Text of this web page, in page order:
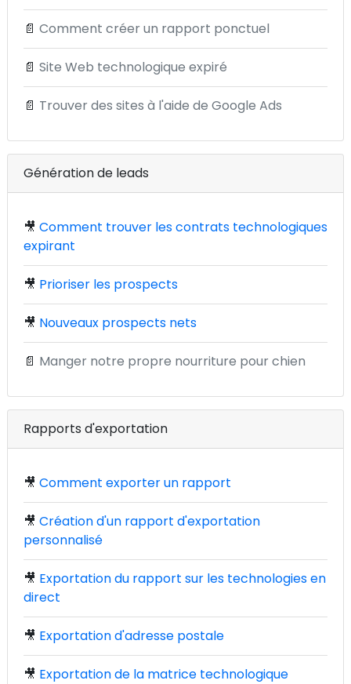
📄 Comment créer un rapport ponctuel
📄 Site Web technologique expiré
📄 Trouver des sites à l'aide de Google Ads
Génération de leads
🎥 Comment trouver les contrats technologiques
expirant
🎥 Prioriser les prospects
🎥 Nouveaux prospects nets
📄 Manger notre propre nourriture pour chien
Rapports d'exportation
🎥 Comment exporter un rapport
🎥 Création d'un rapport d'exportation
personnalisé
🎥 Exportation du rapport sur les technologies en
direct
🎥 Exportation d'adresse postale
🎥 Exportation de la matrice technologique